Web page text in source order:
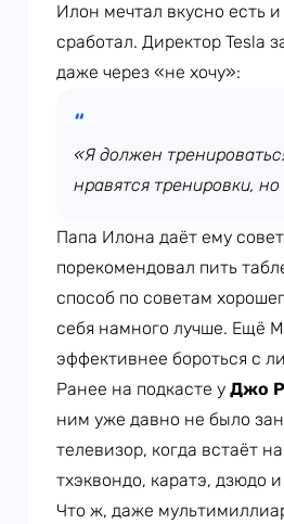
Илон мечтал вкусно есть
сработал. Директор Tesla
даже через «не хочу»:
«Я должен
нравятся тренировки,
Папа Илона даёт ему
порекомендовал пить
способ по советам
себя намного лучше. Ещё
эффективнее бороться с
Ранее на подкасте у Джо
ним уже давно не было
телевизор, когда встаёт
тхэквондо, каратэ, дзюдо
Что ж, даже